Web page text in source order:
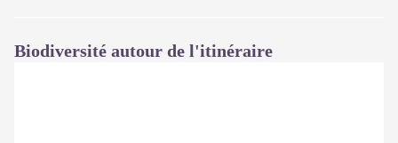
Biodiversité autour de l'itinéraire